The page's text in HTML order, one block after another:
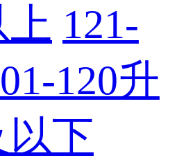
上 121-
120升
以下